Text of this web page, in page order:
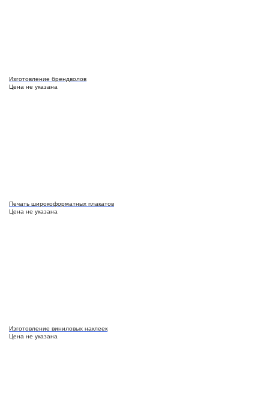
Изготовление брендволов
Цена не указана
Печать широкоформатных плакатов
Цена не указана
Изготовление виниловых наклеек
Цена не указана